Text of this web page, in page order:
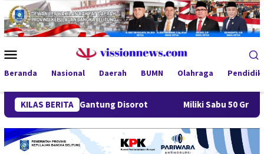
Loncat
ke
konten
Mobile
Beranda Nasional Daerah BUMN Olahraga
KILAS BERITA
Gantung Disorot Miliki Sabu 50 Gram, IRT di